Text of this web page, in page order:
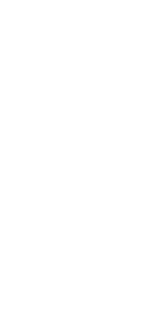
Ausdruck zu.
als einfache E-Mail ist aber nicht